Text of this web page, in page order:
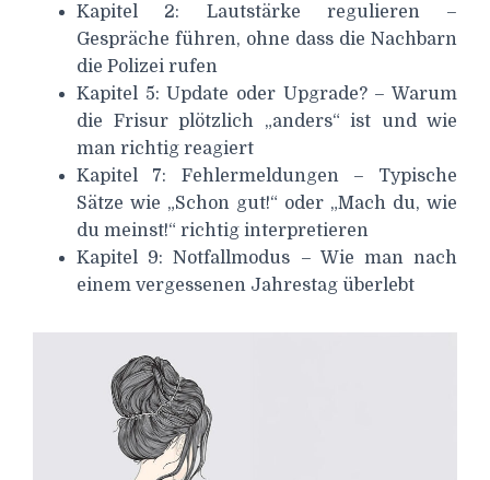
Kapitel 2: Lautstärke regulieren –
Gespräche führen, ohne dass die Nachbarn
die Polizei rufen
Kapitel 5: Update oder Upgrade? – Warum
die Frisur plötzlich „anders“ ist und wie
man richtig reagiert
Kapitel 7: Fehlermeldungen – Typische
Sätze wie „Schon gut!“ oder „Mach du, wie
du meinst!“ richtig interpretieren
Kapitel 9: Notfallmodus – Wie man nach
einem vergessenen Jahrestag überlebt